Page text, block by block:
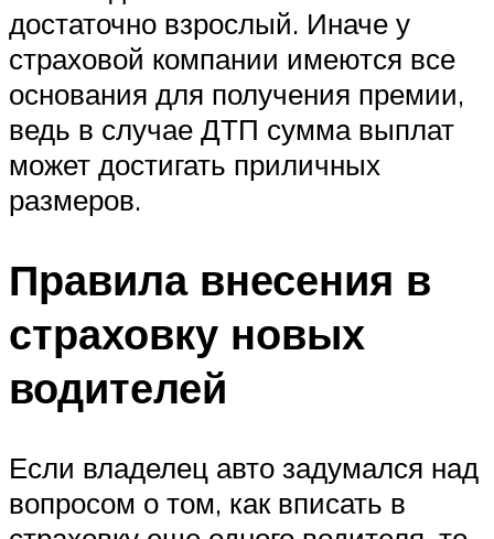
достаточно взрослый. Иначе у
страховой компании имеются все
основания для получения премии,
ведь в случае ДТП сумма выплат
может достигать приличных
размеров.
Правила внесения в
страховку новых
водителей
Если владелец авто задумался над
вопросом о том, как вписать в